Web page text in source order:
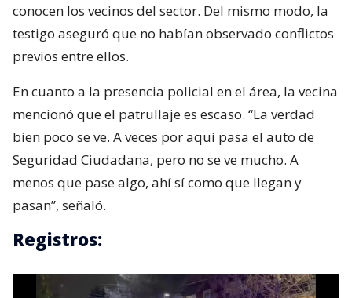
conocen los vecinos del sector. Del mismo modo, la
testigo aseguró que no habían observado conflictos
previos entre ellos.
En cuanto a la presencia policial en el área, la vecina
mencionó que el patrullaje es escaso. “La verdad
bien poco se ve. A veces por aquí pasa el auto de
Seguridad Ciudadana, pero no se ve mucho. A
menos que pase algo, ahí sí como que llegan y
pasan”, señaló.
Registros: